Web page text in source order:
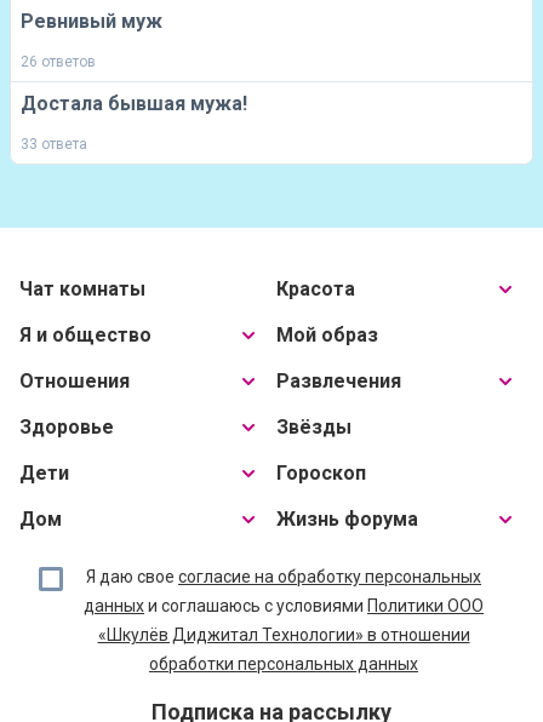
Ревнивый муж
26 ответов
Достала бывшая мужа!
33 ответа
Чат комнаты
Я и общество
Отношения
Здоровье
Дети
Дом
Красота
Мой образ
Развлечения
Звёзды
Гороскоп
Жизнь форума
Я даю свое согласие на обработку персональных
данныхи соглашаюсь с условиями Политики ООО
«Шкулёв Диджитал Технологии» в отношении
обработки персональных данных
Подписка на рассылку